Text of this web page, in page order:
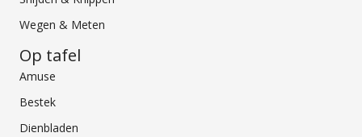
Wegen & Meten
Op tafel
Amuse
Bestek
Dienbladen